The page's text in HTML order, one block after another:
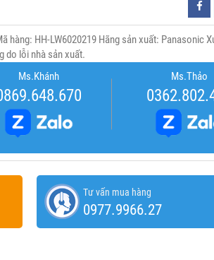
hàng: HH-LW6020219 Hãng sản xuất: Panasonic
do lỗi nhà sản xuất.
Ms.Khánh Ms.Thảo
Tư vấn mua hàng
0977.9966.27